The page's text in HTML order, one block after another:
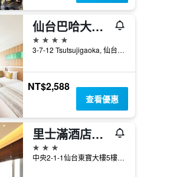
仙台巴哈大飯店
4星級
3-7-12 Tsutsujigaoka, 仙台, 日本
NT$2,588
查看優惠
里士滿酒店普利米爾仙台站前
3星級
中央2-1-1仙台東寶大樓5樓, 仙台, 日本